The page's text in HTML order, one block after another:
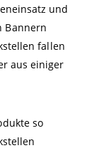
und
Bannern
fallen
aus einiger
so